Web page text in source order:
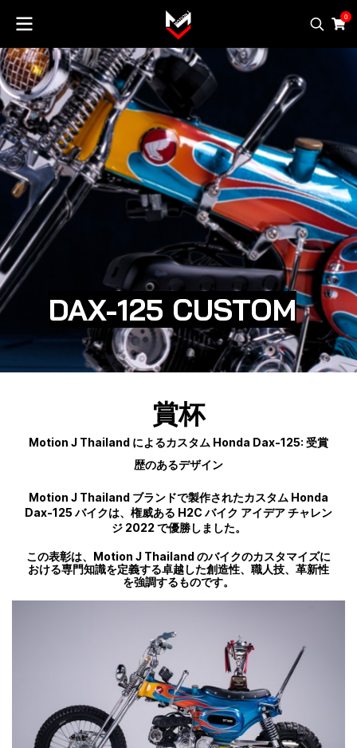
0
DAX-125 CUSTOM
賞杯
Motion J Thailand によるカスタム Honda Dax-125: 受賞
歴のあるデザイン
Motion J Thailand ブランドで製作されたカスタム Honda
Dax-125 バイクは、権威ある H2C バイク アイデア チャレン
ジ 2022 で優勝しました。
この表彰は、Motion J Thailand のバイクのカスタマイズに
おける専門知識を定義する卓越した創造性、職人技、革新性
を強調するものです。